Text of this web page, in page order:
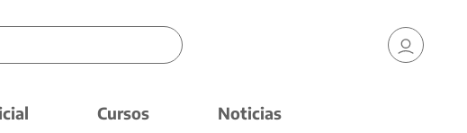
Cursos Noticias